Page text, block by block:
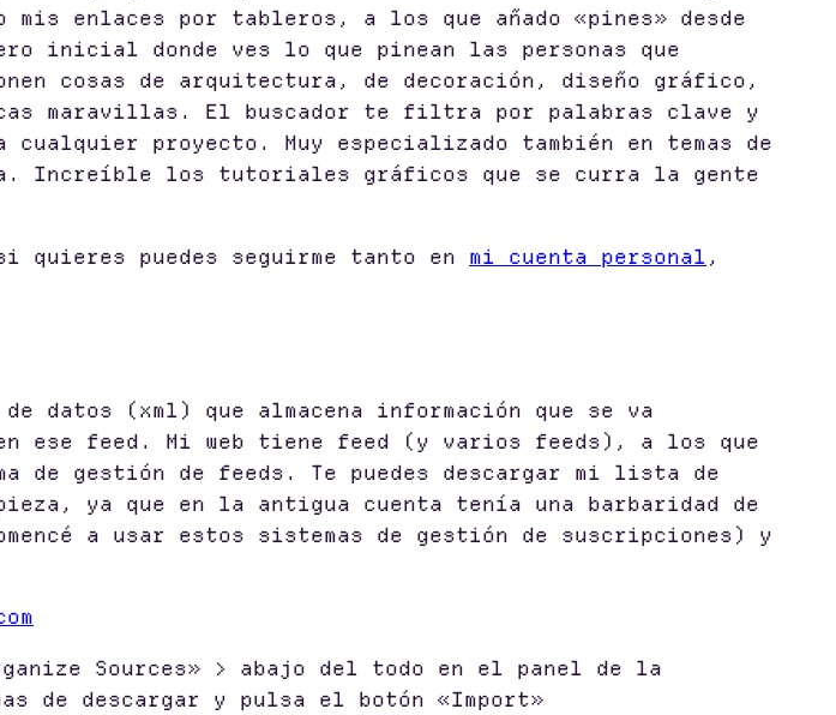
enlaces por tableros, a los que añado «pines» desde
inicial donde ves lo que pinean las personas que
cosas de arquitectura, de decoración, diseño gráfico,
maravillas. El buscador te filtra por palabras clave y
proyecto. Muy especializado también en temas de
Increíble los tutoriales gráficos que se curra la gente
quieres puedes seguirme tanto en mi cuenta personal ,
datos (xml) que almacena información que se va
ese feed. Mi web tiene feed (y varios feeds), a los que
de gestión de feeds. Te puedes descargar mi lista de
ya que en la antigua cuenta tenía una barbaridad de
a usar estos sistemas de gestión de suscripciones) y
Sources» > abajo del todo en el panel de la
de descargar y pulsa el botón «Import»